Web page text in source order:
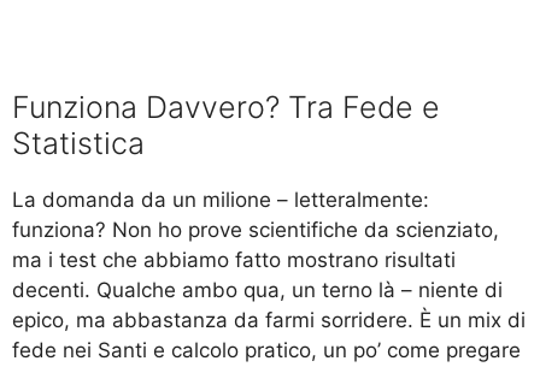
Funziona Davvero? Tra Fede e
Statistica
La domanda da un milione – letteralmente:
funziona? Non ho prove scientifiche da scienziato,
ma i test che abbiamo fatto mostrano risultati
decenti. Qualche ambo qua, un terno là – niente di
epico, ma abbastanza da farmi sorridere. È un mix di
fede nei Santi e calcolo pratico, un po’ come pregare